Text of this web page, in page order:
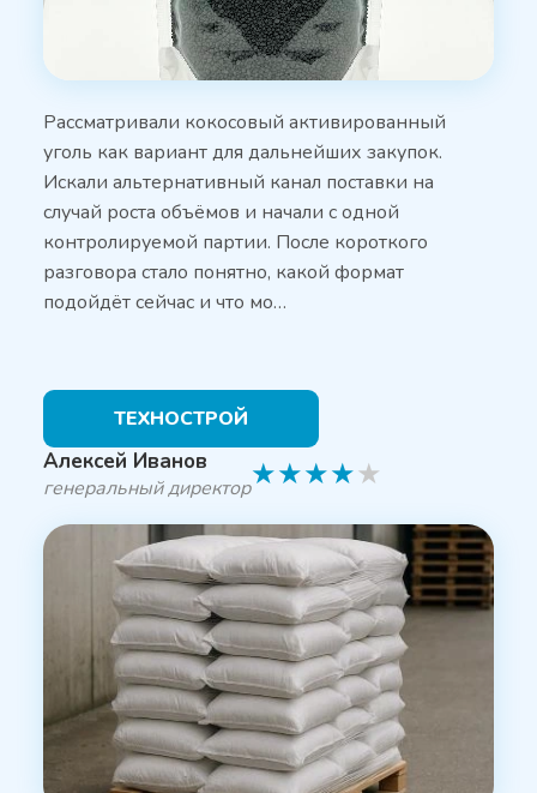
Рассматривали кокосовый активированный
уголь как вариант для дальнейших закупок.
Искали альтернативный канал поставки на
случай роста объёмов и начали с одной
контролируемой партии. После короткого
разговора стало понятно, какой формат
подойдёт сейчас и что мо…
ТЕХНОСТРОЙ
Алексей Иванов
генеральный директор★★★★★